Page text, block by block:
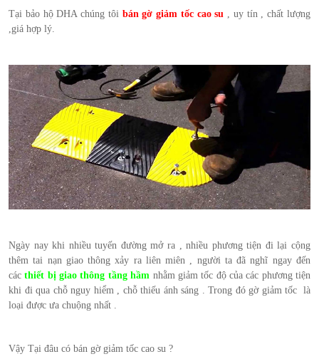
Tại bảo hộ DHA chúng tôi bán gờ giảm tốc cao su , uy tín , chất lượng
,giá hợp lý.
Ngày nay khi nhiều tuyến đường mở ra , nhiều phương tiện đi lại cộng
thêm tai nạn giao thông xảy ra liên miên , người ta đã nghĩ ngay đến
các thiết bị giao thông tầng hầm nhằm giảm tốc độ của các phương tiện
khi đi qua chỗ nguy hiểm , chỗ thiếu ánh sáng . Trong đó gờ giảm tốc là
loại được ưa chuộng nhất .
Vậy Tại đâu có bán gờ giảm tốc cao su ?